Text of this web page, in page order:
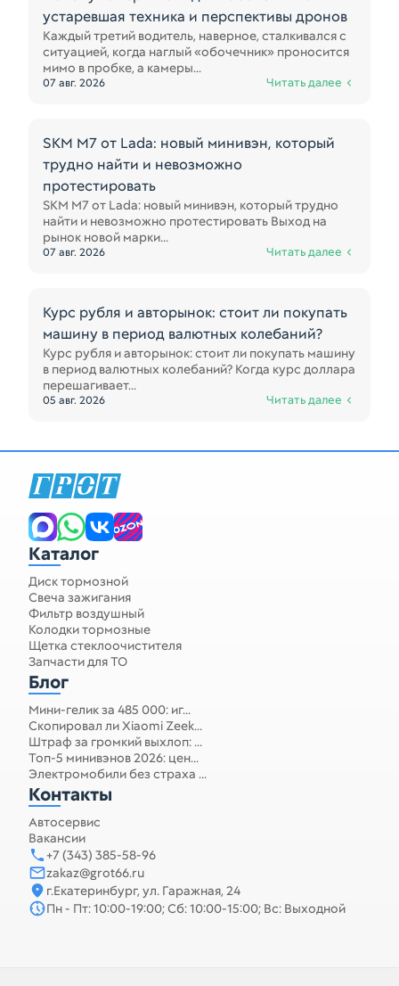
устаревшая техника и перспективы дронов
Каждый третий водитель, наверное, сталкивался с
ситуацией, когда наглый «обочечник» проносится
мимо в пробке, а камеры...
07 авг. 2026 Читать далее
SKM M7 от Lada: новый минивэн, который
трудно найти и невозможно
протестировать
SKM M7 от Lada: новый минивэн, который трудно
найти и невозможно протестировать Выход на
рынок новой марки...
07 авг. 2026 Читать далее
Курс рубля и авторынок: стоит ли покупать
машину в период валютных колебаний?
Курс рубля и авторынок: стоит ли покупать машину
в период валютных колебаний? Когда курс доллара
перешагивает...
05 авг. 2026 Читать далее
Каталог
Диск тормозной
Свеча зажигания
Фильтр воздушный
Колодки тормозные
Щетка стеклоочистителя
Запчасти для ТО
Блог
Мини-гелик за 485 000: иг...
Скопировал ли Xiaomi Zeek...
Штраф за громкий выхлоп: ...
Топ-5 минивэнов 2026: цен...
Электромобили без страха ...
Контакты
Автосервис
Вакансии
+7 (343) 385-58-96
zakaz@grot66.ru
г.Екатеринбург, ул. Гаражная, 24
Пн - Пт: 10:00-19:00; Сб: 10:00-15:00; Вс: Выходной